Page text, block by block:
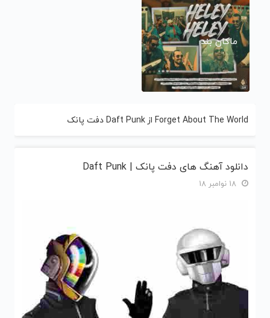
ماکان بند
Forget About The World از Daft Punk دفت پانک
دانلود آهنگ های دفت پانک | Daft Punk